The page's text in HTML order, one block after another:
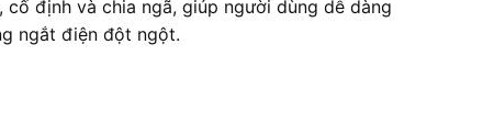
định và chia ngã, giúp người dùng dễ dàng
ngắt điện đột ngột.